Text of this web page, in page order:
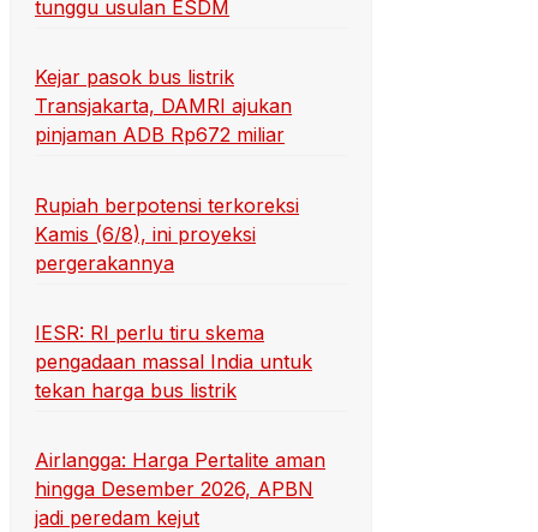
tunggu usulan ESDM
Kejar pasok bus listrik
Transjakarta, DAMRI ajukan
pinjaman ADB Rp672 miliar
Rupiah berpotensi terkoreksi
Kamis (6/8), ini proyeksi
pergerakannya
IESR: RI perlu tiru skema
pengadaan massal India untuk
tekan harga bus listrik
Airlangga: Harga Pertalite aman
hingga Desember 2026, APBN
jadi peredam kejut